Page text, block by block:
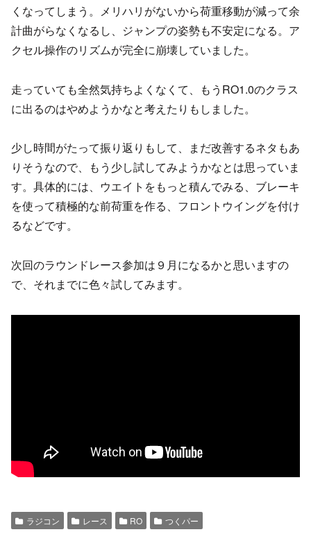
くなってしまう。メリハリがないから荷重移動が減って余
計曲がらなくなるし、ジャンプの姿勢も不安定になる。ア
クセル操作のリズムが完全に崩壊していました。
走っていても全然気持ちよくなくて、もうRO1.0のクラス
に出るのはやめようかなと考えたりもしました。
少し時間がたって振り返りもして、まだ改善するネタもあ
りそうなので、もう少し試してみようかなとは思っていま
す。具体的には、ウエイトをもっと積んでみる、ブレーキ
を使って積極的な前荷重を作る、フロントウイングを付け
るなどです。
次回のラウンドレース参加は９月になるかと思いますの
で、それまでに色々試してみます。
ラジコン レース RO つくパー